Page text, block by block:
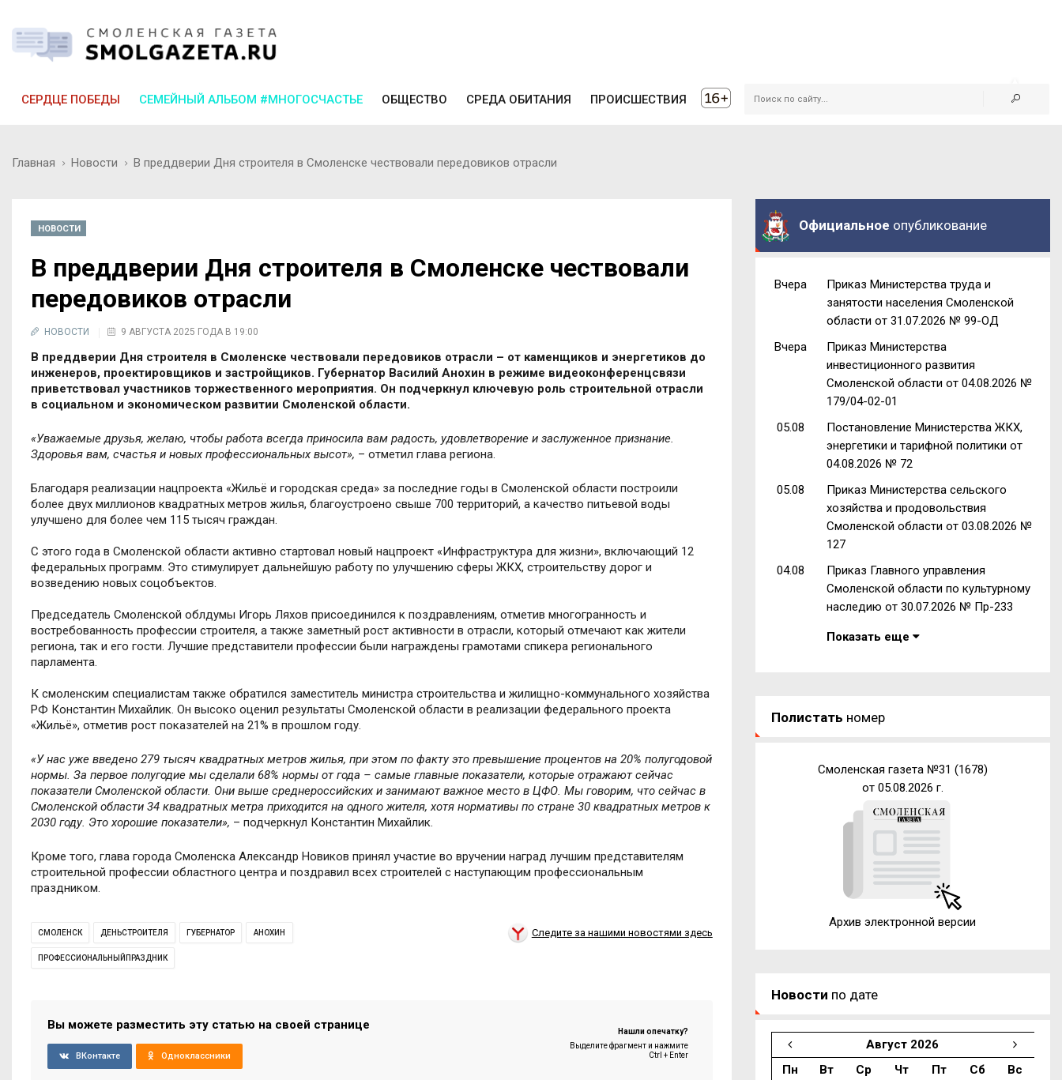
СЕРДЦЕ ПОБЕДЫ СЕМЕЙНЫЙ АЛЬБОМ #МНОГОСЧАСТЬЕ ОБЩЕСТВО СРЕДА ОБИТАНИЯ ПРОИСШЕСТВИЯ
Главная Новости В преддверии Дня строителя в Смоленске чествовали передовиков отрасли
НОВОСТИ
В преддверии Дня строителя в Смоленске чествовали
передовиков отрасли
НОВОСТИ 9 АВГУСТА 2025 ГОДА В 19:00
В преддверии Дня строителя в Смоленске чествовали передовиков отрасли – от каменщиков и энергетиков до
инженеров, проектировщиков и застройщиков. Губернатор Василий Анохин в режиме видеоконференцсвязи
приветствовал участников торжественного мероприятия. Он подчеркнул ключевую роль строительной отрасли
в социальном и экономическом развитии Смоленской области.
«Уважаемые друзья, желаю, чтобы работа всегда приносила вам радость, удовлетворение и заслуженное признание.
Здоровья вам, счастья и новых профессиональных высот», – отметил глава региона.
Благодаря реализации нацпроекта «Жильё и городская среда» за последние годы в Смоленской области построили
более двух миллионов квадратных метров жилья, благоустроено свыше 700 территорий, а качество питьевой воды
улучшено для более чем 115 тысяч граждан.
С этого года в Смоленской области активно стартовал новый нацпроект «Инфраструктура для жизни», включающий 12
федеральных программ. Это стимулирует дальнейшую работу по улучшению сферы ЖКХ, строительству дорог и
возведению новых соцобъектов.
Председатель Смоленской облдумы Игорь Ляхов присоединился к поздравлениям, отметив многогранность и
востребованность профессии строителя, а также заметный рост активности в отрасли, который отмечают как жители
региона, так и его гости. Лучшие представители профессии были награждены грамотами спикера регионального
парламента.
К смоленским специалистам также обратился заместитель министра строительства и жилищно-коммунального хозяйства
РФ Константин Михайлик. Он высоко оценил результаты Смоленской области в реализации федерального проекта
«Жильё», отметив рост показателей на 21% в прошлом году.
«У нас уже введено 279 тысяч квадратных метров жилья, при этом по факту это превышение процентов на 20% полугодовой
нормы. За первое полугодие мы сделали 68% нормы от года – самые главные показатели, которые отражают сейчас
показатели Смоленской области. Они выше среднероссийских и занимают важное место в ЦФО. Мы говорим, что сейчас в
Смоленской области 34 квадратных метра приходится на одного жителя, хотя нормативы по стране 30 квадратных метров к
2030 году. Это хорошие показатели», – подчеркнул Константин Михайлик.
Кроме того, глава города Смоленска Александр Новиков принял участие во вручении наград лучшим представителям
строительной профессии областного центра и поздравил всех строителей с наступающим профессиональным
праздником.
СМОЛЕНСК ДЕНЬСТРОИТЕЛЯ ГУБЕРНАТОР АНОХИН
ПРОФЕССИОНАЛЬНЫЙПРАЗДНИК
Следите за нашими новостями здесь
Вы можете разместить эту статью на своей странице
ВКонтакте Одноклассники
Нашли опечатку?
Выделите фрагмент и нажмите
Ctrl + Enter
Официальное опубликование
Вчера
Приказ Министерства труда и
занятости населения Смоленской
области от 31.07.2026 № 99-ОД
Вчера
Приказ Министерства
инвестиционного развития
Смоленской области от 04.08.2026 №
179/04-02-01
05.08
Постановление Министерства ЖКХ,
энергетики и тарифной политики от
04.08.2026 № 72
05.08
Приказ Министерства сельского
хозяйства и продовольствия
Смоленской области от 03.08.2026 №
127
04.08
Приказ Главного управления
Смоленской области по культурному
наследию от 30.07.2026 № Пр-233
Показать еще
Полистать номер
Смоленская газета №31 (1678)
от 05.08.2026 г.
Архив электронной версии
Новости по дате
Август 2026
Пн
Вт Ср Чт Пт Сб Вс